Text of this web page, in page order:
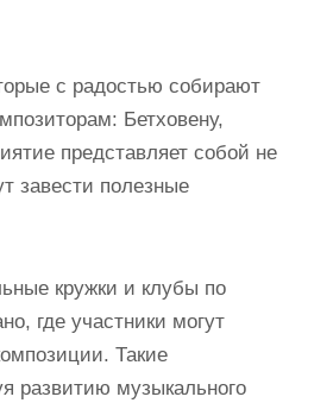
с радостью собирают
Бетховену,
представляет собой не
завести полезные
кружки и клубы по
где участники могут
Такие
развитию музыкального